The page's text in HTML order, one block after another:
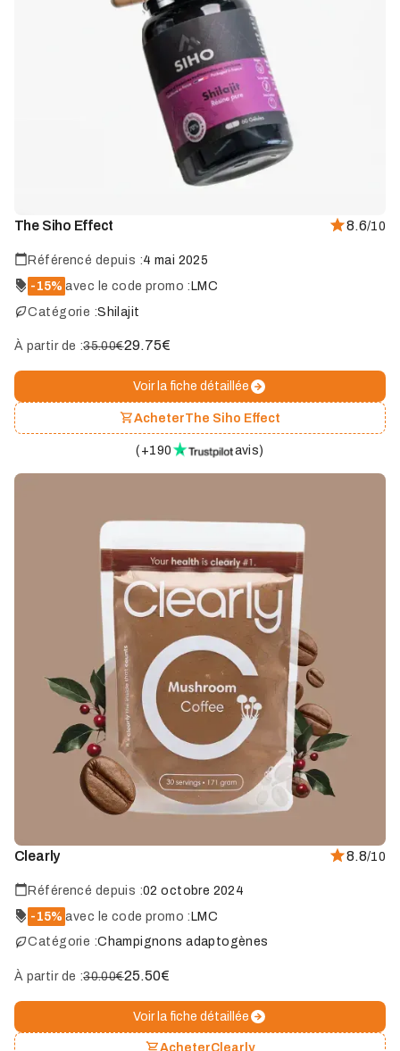
The Siho Effect 8.6/10
Référencé depuis :4 mai 2025
-15% avec le code promo :LMC
Catégorie :Shilajit
À partir de :35.00€29.75€
Voir la fiche détaillée
AcheterThe Siho Effect
( +190 avis)
Clearly 8.8/10
Référencé depuis :02 octobre 2024
-15% avec le code promo :LMC
Catégorie :Champignons adaptogènes
À partir de :30.00€25.50€
Voir la fiche détaillée
AcheterClearly